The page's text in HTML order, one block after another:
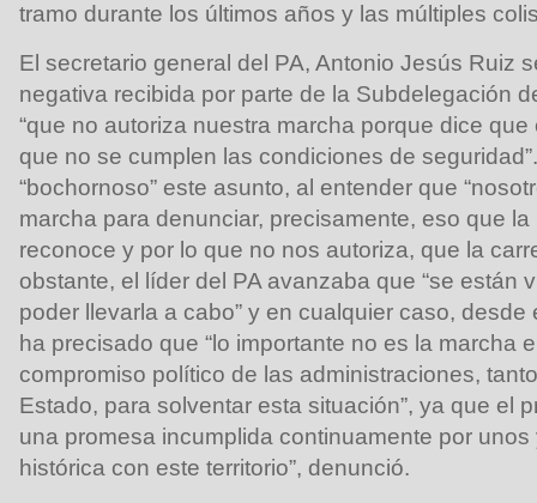
tramo durante los últimos años y las múltiples
El secretario general del PA, Antonio Jesús Ruiz
negativa recibida por parte de la Subdelegación
“que no autoriza nuestra marcha porque dice
que no se cumplen las condiciones de
“bochornoso” este asunto, al entender que
marcha para denunciar, precisamente, eso que
reconoce y por lo que no nos autoriza, que la
obstante, el líder del PA avanzaba que “se están
poder llevarla a cabo” y en cualquier caso,
ha precisado que “lo importante no es la marcha
compromiso político de las administraciones,
Estado, para solventar esta situación”, ya que el
una promesa incumplida continuamente por
histórica con este territorio”, denunció.